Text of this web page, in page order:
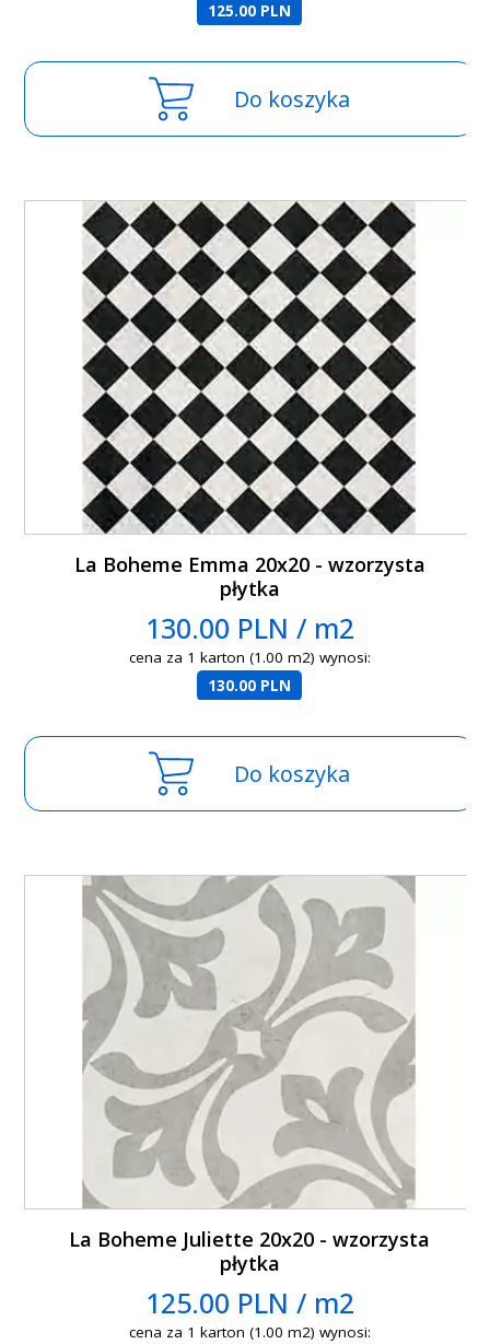
125.00 PLN
Do koszyka
La Boheme Emma 20x20 - wzorzysta
płytka
130.00 PLN / m2
cena za 1 karton (1.00 m2) wynosi:
130.00 PLN
Do koszyka
La Boheme Juliette 20x20 - wzorzysta
płytka
125.00 PLN / m2
cena za 1 karton (1.00 m2) wynosi: